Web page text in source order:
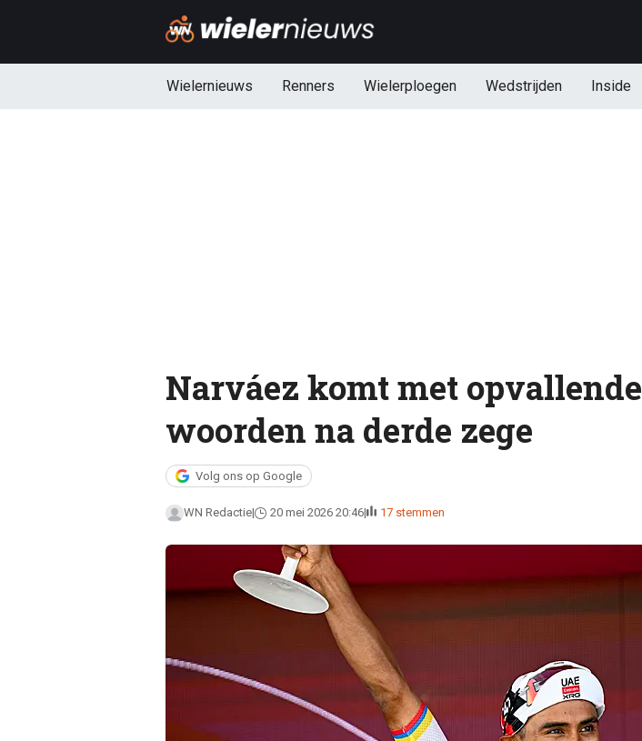
Wielernieuws Renners Wielerploegen Wedstrijden Inside
Narváez komt met opvallende
woorden na derde zege
Volg ons op Google
WN Redactie 20 mei 2026 20:46 17 stemmen